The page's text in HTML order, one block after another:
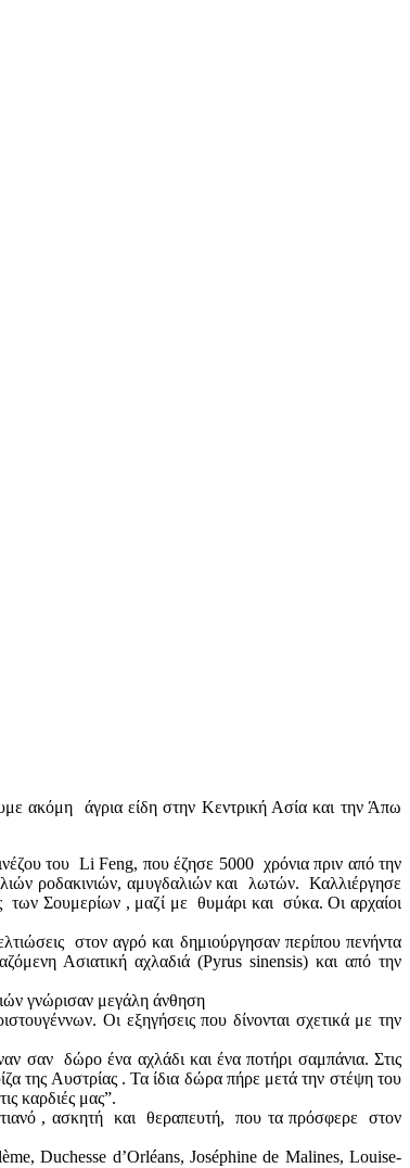
ακόμη άγρια ​​είδη στην Κεντρική Ασία και την Άπω
του Li Feng, που έζησε 5000 χρόνια πριν από την
ροδακινιών, αμυγδαλιών και λωτών. Καλλιέργησε
των Σουμερίων , μαζί με θυμάρι και σύκα. Οι αρχαίοι
στον αγρό και δημιούργησαν περίπου πενήντα
Ασιατική αχλαδιά (Pyrus sinensis) και από την
γνώρισαν μεγάλη άνθηση
Οι εξηγήσεις που δίνονται σχετικά με την
σαν δώρο ένα αχλάδι και ένα ποτήρι σαμπάνια. Στις
της Αυστρίας . Τα ίδια δώρα πήρε μετά την στέψη του
καρδιές μας”.
, ασκητή και θεραπευτή, που τα πρόσφερε στον
Duchesse d’Orléans, Joséphine de Malines, Louise-